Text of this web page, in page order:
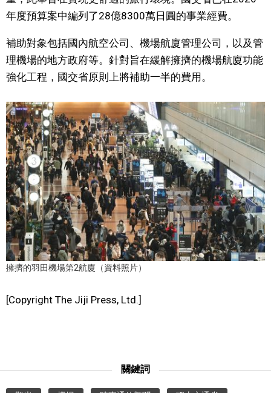
更多
人物訪談
日本入門
政治外交
社會
財經
文化
科學技術
official SNS
年度預算案中編列了28億8300萬日圓的事業經費。
補助對象包括國內航空公司、機場航廈管理公司，以及管
理機場的地方政府等。針對旨在緩解擁擠的機場航廈功能
強化工程，國交省原則上將補助一半的費用。
擁擠的羽田機場第2航廈（資料照片）
[Copyright The Jiji Press, Ltd.]
關鍵詞